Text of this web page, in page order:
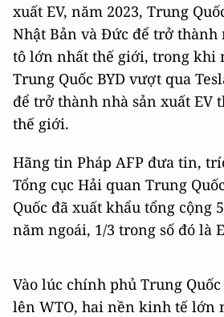
xuất EV, năm 2023, Trung
Nhật Bản và Đức để trở thành
tô lớn nhất thế giới, trong khi
Trung Quốc BYD vượt qua
để trở thành nhà sản xuất EV
thế giới.
Hãng tin Pháp AFP đưa tin,
Tổng cục Hải quan Trung
Quốc đã xuất khẩu tổng cộng
năm ngoái, 1/3 trong số đó là
Vào lúc chính phủ Trung
lên WTO, hai nền kinh tế lớn